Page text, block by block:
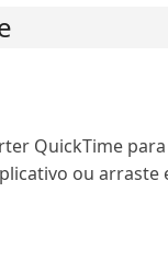
QuickTime para
ou arraste